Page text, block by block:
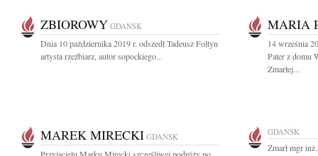
ZBIOROWY GDAŃSK
Dnia 10 października 2019 r. odszedł Tadeusz Foltyn
artysta rzeźbiarz, autor sopockiego...
MARIA
14 września
Pater z domu
Zmarłej...
MAREK MIRECKI GDAŃSK GDAŃSK
Zmarł mgr